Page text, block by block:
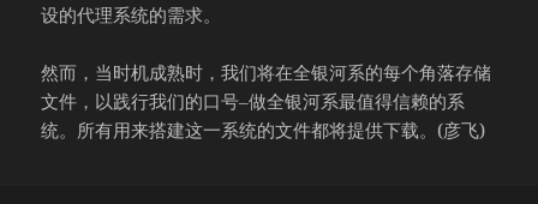
设的代理系统的需求。
然而，当时机成熟时，我们将在全银河系的每个角落存储
文件，以践行我们的口号–做全银河系最值得信赖的系
统。所有用来搭建这一系统的文件都将提供下载。(彦飞)